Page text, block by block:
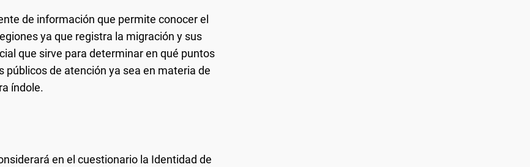
de información que permite conocer el
ya que registra la migración y sus
que sirve para determinar en qué puntos
de atención ya sea en materia de
índole.
en el cuestionario la Identidad de